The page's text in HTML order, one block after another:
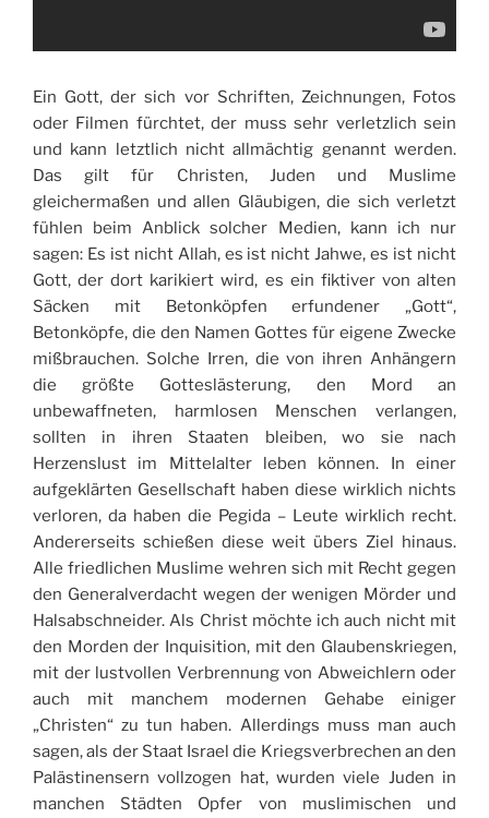
Ein Gott, der sich vor Schriften, Zeichnungen, Fotos
oder Filmen fürchtet, der muss sehr verletzlich sein
und kann letztlich nicht allmächtig genannt werden.
Das gilt für Christen, Juden und Muslime
gleichermaßen und allen Gläubigen, die sich verletzt
fühlen beim Anblick solcher Medien, kann ich nur
sagen: Es ist nicht Allah, es ist nicht Jahwe, es ist nicht
Gott, der dort karikiert wird, es ein fiktiver von alten
Säcken mit Betonköpfen erfundener „Gott“,
Betonköpfe, die den Namen Gottes für eigene Zwecke
mißbrauchen. Solche Irren, die von ihren Anhängern
die größte Gotteslästerung, den Mord an
unbewaffneten, harmlosen Menschen verlangen,
sollten in ihren Staaten bleiben, wo sie nach
Herzenslust im Mittelalter leben können. In einer
aufgeklärten Gesellschaft haben diese wirklich nichts
verloren, da haben die Pegida – Leute wirklich recht.
Andererseits schießen diese weit übers Ziel hinaus.
Alle friedlichen Muslime wehren sich mit Recht gegen
den Generalverdacht wegen der wenigen Mörder und
Halsabschneider. Als Christ möchte ich auch nicht mit
den Morden der Inquisition, mit den Glaubenskriegen,
mit der lustvollen Verbrennung von Abweichlern oder
auch mit manchem modernen Gehabe einiger
„Christen“ zu tun haben. Allerdings muss man auch
sagen, als der Staat Israel die Kriegsverbrechen an den
Palästinensern vollzogen hat, wurden viele Juden in
manchen Städten Opfer von muslimischen und